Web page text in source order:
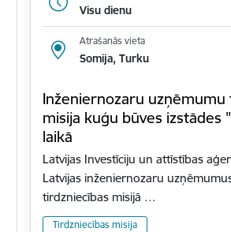
Visu dienu
Atrašanās vieta
Somija, Turku
Inženiernozaru uzņēmumu
misija kuģu būves izstādes
laikā
Latvijas Investīciju un attīstības
Latvijas inženiernozaru
tirdzniecības misijā …
Tirdzniecības misija